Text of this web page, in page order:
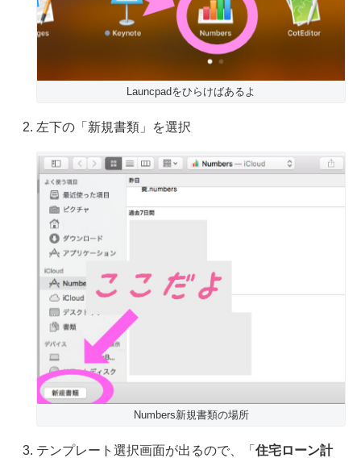
Launcpadをひらけばあるよ
左下の「新規書類」を選択
Numbers新規書類の場所
テンプレート選択画面が出るので、「住宅ローン計